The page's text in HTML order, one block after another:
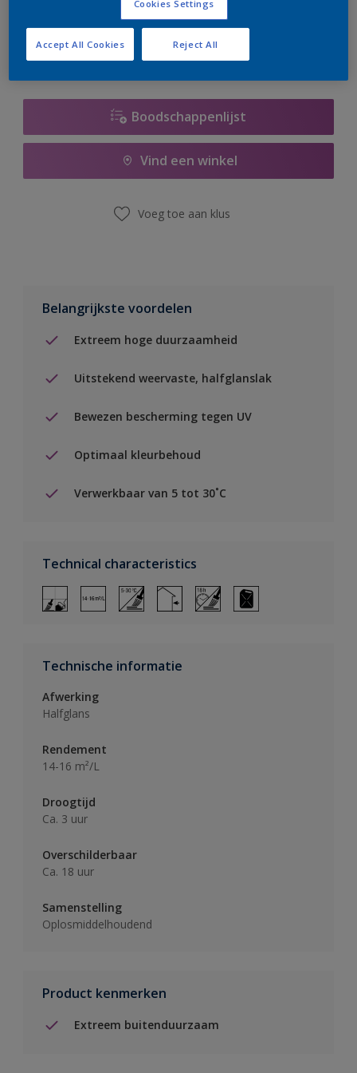
er hard aan om de voorraad aan te vullen.
Boodschappenlijst
Vind een winkel
Voeg toe aan klus
Belangrijkste voordelen
Extreem hoge duurzaamheid
Uitstekend weervaste, halfglanslak
Bewezen bescherming tegen UV
Optimaal kleurbehoud
Verwerkbaar van 5 tot 30˚C
Technical characteristics
Technische informatie
Afwerking
Halfglans
Rendement
14-16 m²/L
Droogtijd
Ca. 3 uur
Overschilderbaar
Ca. 18 uur
Samenstelling
Oplosmiddelhoudend
Product kenmerken
Extreem buitenduurzaam
Cookies Settings
Reject All
Accept All Cookies